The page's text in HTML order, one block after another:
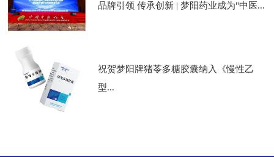
品牌引领 传承创新 | 梦阳药业成为"中医...
祝贺梦阳牌猪苓多糖胶囊纳入《慢性乙
型...